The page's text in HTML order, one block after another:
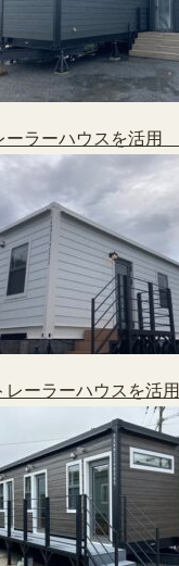
ーラーハウスを活用
レーラーハウスを活